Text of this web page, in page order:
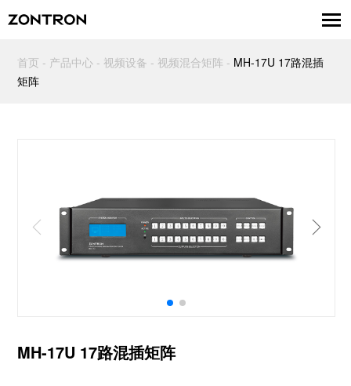
首页 - 产品中心 -视频设备 -视频混合矩阵 - MH-17U 17路混插
矩阵
MH-17U 17路混插矩阵